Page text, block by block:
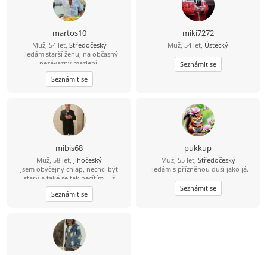
martos10
Muž, 54 let, Středočeský
Hledám starší ženu, na občasný
nezávazný mazlení.
Seznámit se
miki7272
Muž, 54 let, Ústecký
Seznámit se
mibis68
Muž, 58 let, Jihočeský
Jsem obyčejný chlap, nechci být
starý a také se tak necítím. Už
dlouho jsem někomu neřekl
"miláčku, lásko". Chtěl bych poznat
spíše štíhlou ženu, která by to chtěla
to i já slyšel iod ní. Jinak dílna,
zahrádka, dům, kolo, voda,
houbaření, cross golf, trochu tanec,
hudba, atd.
Seznámit se
pukkup
Muž, 55 let, Středočeský
Hledám s přízněnou duši jako já.
Seznámit se